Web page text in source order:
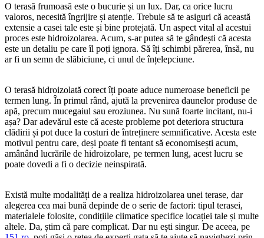
O terasă frumoasă este o bucurie și un lux. Dar, ca orice lucru
valoros, necesită îngrijire și atenție. Trebuie să te asiguri că această
extensie a casei tale este și bine protejată. Un aspect vital al acestui
proces este hidroizolarea. Acum, s-ar putea să te gândești că acesta
este un detaliu pe care îl poți ignora. Să îți schimbi părerea, însă, nu
ar fi un semn de slăbiciune, ci unul de înțelepciune.
O terasă hidroizolată corect îți poate aduce numeroase beneficii pe
termen lung. În primul rând, ajută la prevenirea daunelor produse de
apă, precum mucegaiul sau eroziunea. Nu sună foarte incitant, nu-i
așa? Dar adevărul este că aceste probleme pot deteriora structura
clădirii și pot duce la costuri de întreținere semnificative. Acesta este
motivul pentru care, deși poate fi tentant să economisești acum,
amânând lucrările de hidroizolare, pe termen lung, acest lucru se
poate dovedi a fi o decizie neinspirată.
Există multe modalități de a realiza hidroizolarea unei terase, dar
alegerea cea mai bună depinde de o serie de factori: tipul terasei,
materialele folosite, condițiile climatice specifice locației tale și multe
altele. Da, știm că pare complicat. Dar nu ești singur. De aceea, pe